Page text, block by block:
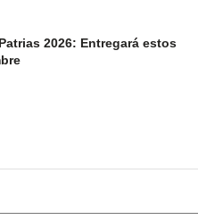
2026: Entregará estos